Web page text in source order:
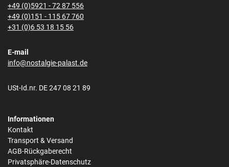
+49 (0)5921 - 72 87 556
+49 (0)151 - 115 67 760
+31 (0)6 53 18 15 56
E-mail
info@nostalgie-palast.de
USt-Id.nr. DE 247 08 21 89
Informationen
Kontakt
Transport & Versand
AGB-Rückgaberecht
Privatsphäre-Datenschutz